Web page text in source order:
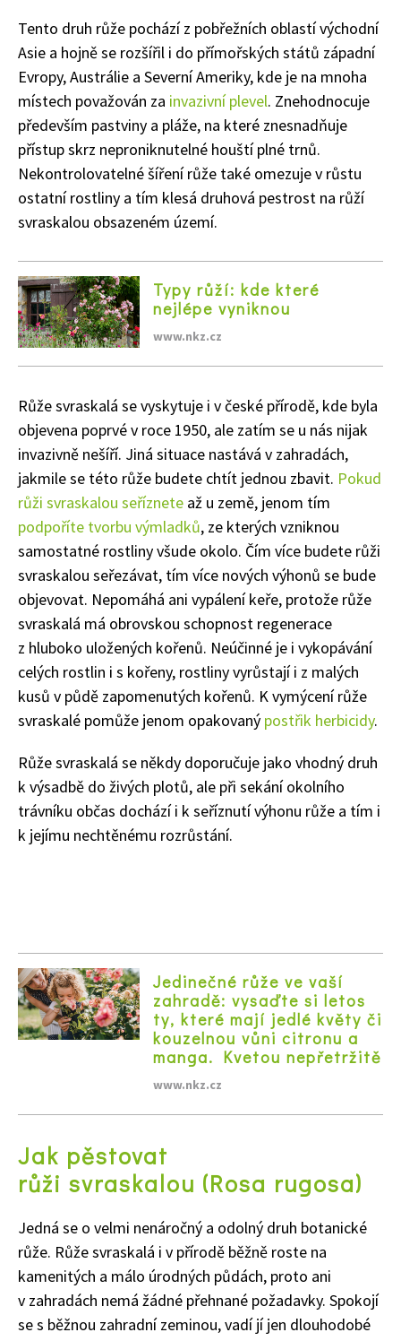
Tento druh růže pochází z pobřežních oblastí východní
Asie a hojně se rozšířil i do přímořských států západní
Evropy, Austrálie a Severní Ameriky, kde je na mnoha
místech považován za invazivní plevel. Znehodnocuje
především pastviny a pláže, na které znesnadňuje
přístup skrz neproniknutelné houští plné trnů.
Nekontrolovatelné šíření růže také omezuje v růstu
ostatní rostliny a tím klesá druhová pestrost na růží
svraskalou obsazeném území.
Typy růží: kde které
nejlépe vyniknou
www.nkz.cz
Růže svraskalá se vyskytuje i v české přírodě, kde byla
objevena poprvé v roce 1950, ale zatím se u nás nijak
invazivně nešíří. Jiná situace nastává v zahradách,
jakmile se této růže budete chtít jednou zbavit. Pokud
růži svraskalou seříznete až u země, jenom tím
podpoříte tvorbu výmladků, ze kterých vzniknou
samostatné rostliny všude okolo. Čím více budete růži
svraskalou seřezávat, tím více nových výhonů se bude
objevovat. Nepomáhá ani vypálení keře, protože růže
svraskalá má obrovskou schopnost regenerace
z hluboko uložených kořenů. Neúčinné je i vykopávání
celých rostlin i s kořeny, rostliny vyrůstají i z malých
kusů v půdě zapomenutých kořenů. K vymýcení růže
svraskalé pomůže jenom opakovaný postřik herbicidy.
Růže svraskalá se někdy doporučuje jako vhodný druh
k výsadbě do živých plotů, ale při sekání okolního
trávníku občas dochází i k seříznutí výhonu růže a tím i
k jejímu nechtěnému rozrůstání.
Jedinečné růže ve vaší
zahradě: vysaďte si letos
ty, které mají jedlé květy či
kouzelnou vůni citronu a
manga. Kvetou nepřetržitě
www.nkz.cz
Jak pěstovat
růži svraskalou (Rosa rugosa)
Jedná se o velmi nenáročný a odolný druh botanické
růže. Růže svraskalá i v přírodě běžně roste na
kamenitých a málo úrodných půdách, proto ani
v zahradách nemá žádné přehnané požadavky. Spokojí
se s běžnou zahradní zeminou, vadí jí jen dlouhodobé